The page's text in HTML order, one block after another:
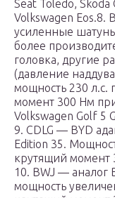
Seat Toledo, Skoda
Volkswagen
усиленные
более
головка, другие
(давление
мощность 230
момент 300 Нм
Volkswagen Golf 5
9. CDLG — BYD
Edition 35.
крутящий момент
10. BWJ — аналог
мощность